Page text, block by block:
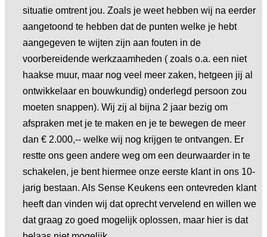
situatie omtrent jou. Zoals je weet hebben wij na eerder
aangetoond te hebben dat de punten welke je hebt
aangegeven te wijten zijn aan fouten in de
voorbereidende werkzaamheden ( zoals o.a. een niet
haakse muur, maar nog veel meer zaken, hetgeen jij al
ontwikkelaar en bouwkundig) onderlegd persoon zou
moeten snappen). Wij zij al bijna 2 jaar bezig om
afspraken met je te maken en je te bewegen de meer
dan € 2.000,-- welke wij nog krijgen te ontvangen. Er
restte ons geen andere weg om een deurwaarder in te
schakelen, je bent hiermee onze eerste klant in ons 10-
jarig bestaan. Als Sense Keukens een ontevreden klant
heeft dan vinden wij dat oprecht vervelend en willen we
dat graag zo goed mogelijk oplossen, maar hier is dat